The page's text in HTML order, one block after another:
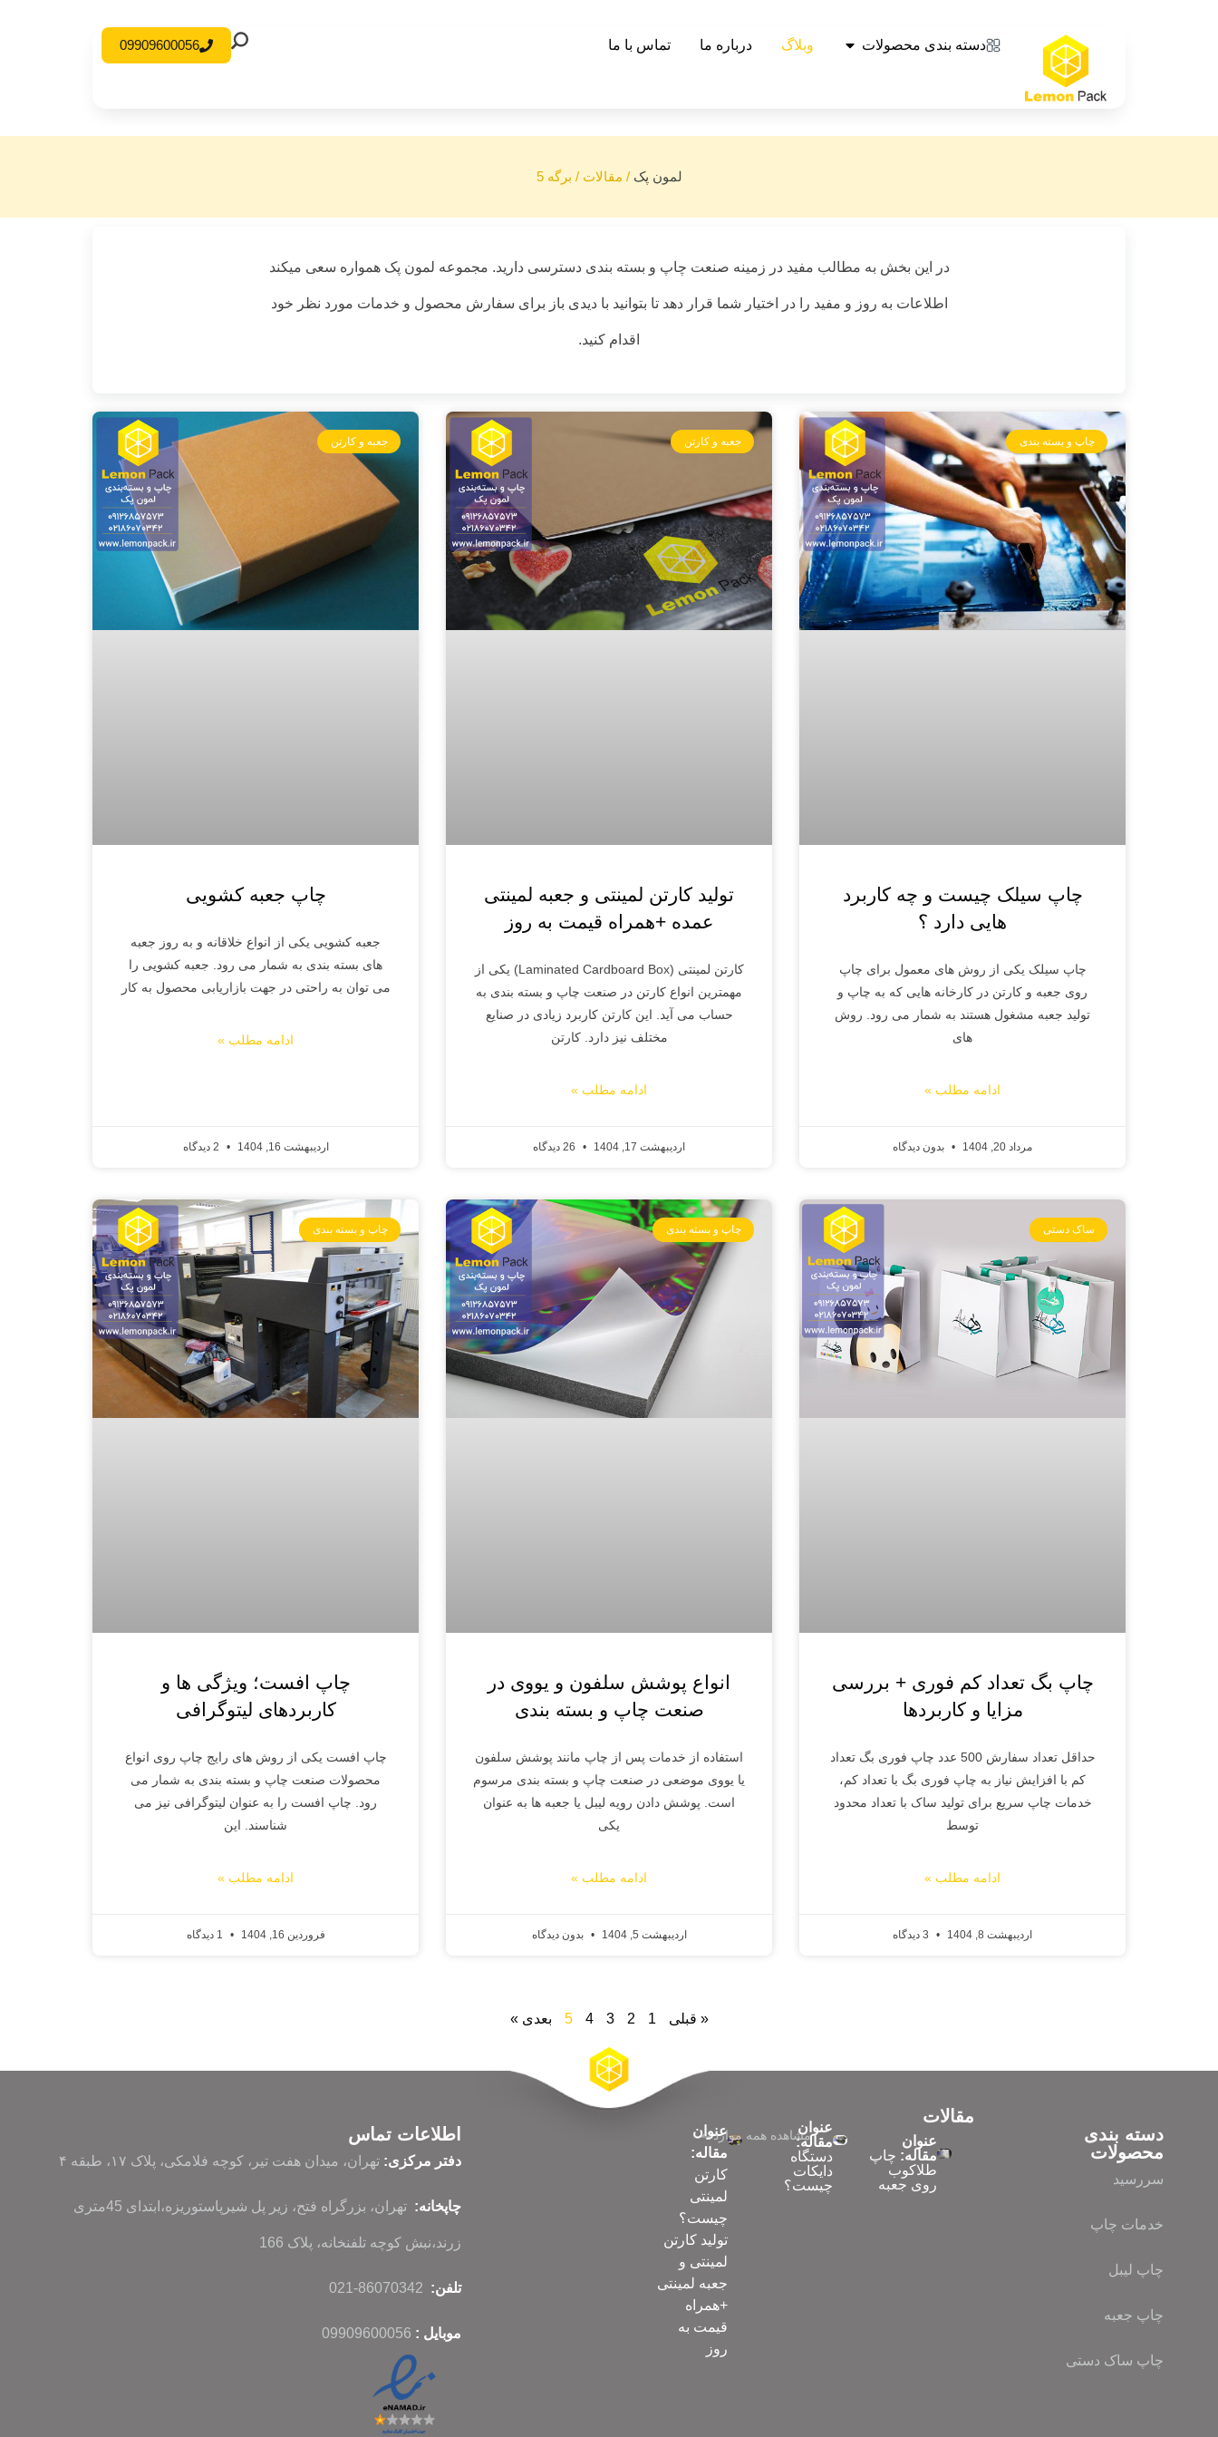
دسته بندی محصولات وبلاگ درباره ما تماس با ما 09909600056
لمون پک / مقالات / برگه 5
در این بخش به مطالب مفید در زمینه صنعت چاپ و بسته بندی دسترسی دارید. مجموعه لمون پک همواره سعی میکند
اطلاعات به روز و مفید را در اختیار شما قرار دهد تا بتوانید با دیدی باز برای سفارش محصول و خدمات مورد نظر خود
اقدام کنید.
چاپ و بسته بندی
چاپ سیلک چیست و چه کاربرد
هایی دارد ؟
چاپ سیلک یکی از روش های معمول برای چاپ
روی جعبه و کارتن در کارخانه هایی که به چاپ و
تولید جعبه مشغول هستند به شمار می رود. روش
های
ادامه مطلب »
مرداد 20, 1404 بدون دیدگاه
جعبه و کارتن
تولید کارتن لمینتی و جعبه لمینتی
عمده +همراه قیمت به روز
کارتن لمینتی (Laminated Cardboard Box) یکی از
مهمترین انواع کارتن در صنعت چاپ و بسته بندی به
حساب می آید. این کارتن کاربرد زیادی در صنایع
مختلف نیز دارد. کارتن
ادامه مطلب »
اردیبهشت 17, 1404
جعبه و کارتن
چاپ جعبه کشویی
جعبه کشویی یکی از انواع خلاقانه و به روز جعبه
های بسته بندی به شمار می رود. جعبه کشویی را
می توان به راحتی در جهت بازاریابی محصول به کار
ادامه مطلب »
اردیبهشت 16, 1404
ساک دستی
چاپ بگ تعداد کم فوری + بررسی
مزایا و کاربردها
حداقل تعداد سفارش 500 عدد چاپ فوری بگ تعداد
کم با افزایش نیاز به چاپ فوری بگ با تعداد کم،
خدمات چاپ سریع برای تولید ساک با تعداد محدود
توسط
ادامه مطلب »
اردیبهشت 8, 1404
چاپ و بسته بندی
انواع پوشش سلفون و یووی در
صنعت چاپ و بسته بندی
استفاده از خدمات پس از چاپ مانند پوشش سلفون
یا یووی موضعی در صنعت چاپ و بسته بندی مرسوم
است. پوشش دادن رویه لیبل یا جعبه ها به عنوان
یکی
ادامه مطلب »
اردیبهشت 5, 1404 بدون دیدگاه
چاپ و بسته بندی
چاپ افست؛ ویژگی ها و
کاربردهای لیتوگرافی
چاپ افست یکی از روش های رایج چاپ روی انواع
محصولات صنعت چاپ و بسته بندی به شمار می
رود. چاپ افست را به عنوان لیتوگرافی نیز می
شناسند. این
ادامه مطلب »
فروردین 16, 1404
« قبلی 1
2
3
4
5 بعدی »
دسته بندی
محصولات
سررسید
خدمات چاپ
چاپ لیبل
چاپ جعبه
چاپ ساک دستی
مقالات
مشاهده همه موارد
عنوان
مقاله: چاپ
طلاکوب
روی جعبه
عنوان
مقاله:
دستگاه
دایکات
چیست؟
عنوان
مقاله:
کارتن
لمینتی
چیست؟
تولید کارتن
لمینتی و
جعبه لمینتی
+همراه
قیمت به
روز
اطلاعات تماس
دفتر مرکزی:تهران، میدان هفت تیر، کوچه فلامکی، پلاک ۱۷، طبقه ۴
چاپخانه: تهران، بزرگراه فتح، زیر پل شیرپاستوریزه،ابتدای 45متری
زرند،نبش کوچه تلفنخانه، پلاک 166
تلفن:
موبایل : 09909600056